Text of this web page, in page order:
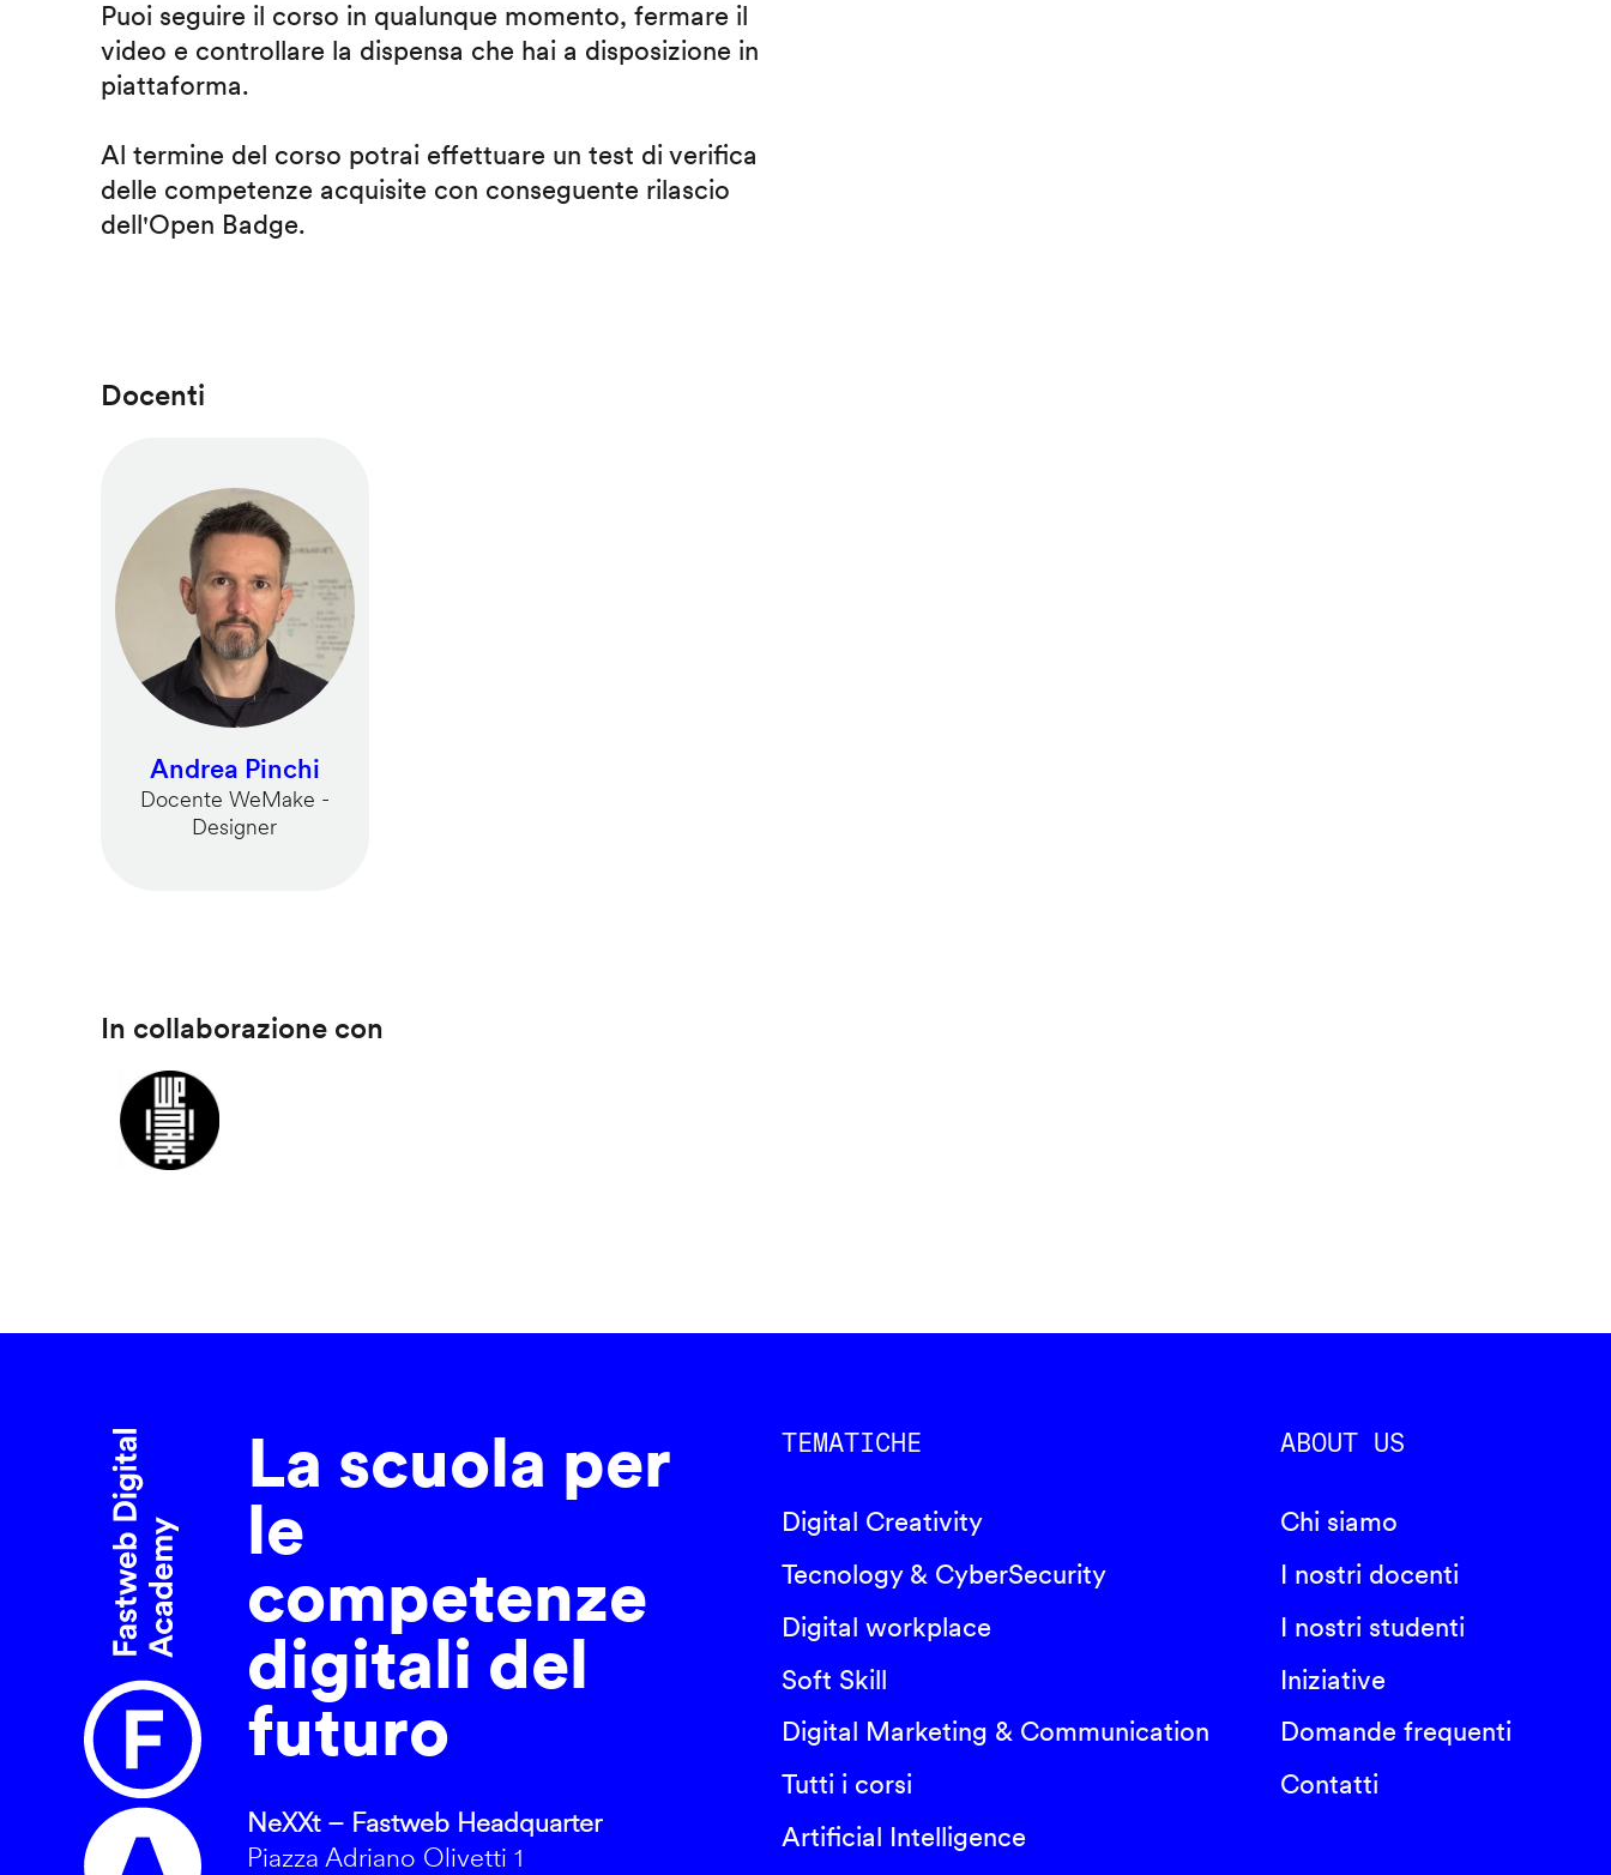
Puoi seguire il corso in qualunque momento, fermare il
video e controllare la dispensa che hai a disposizione in
piattaforma.
Al termine del corso potrai effettuare un test di verifica
delle competenze acquisite con conseguente rilascio
dell'Open Badge.
Docenti
Andrea Pinchi
Docente WeMake -
Designer
In collaborazione con
La scuola per
le
competenze
digitali del
futuro
NeXXt – Fastweb Headquarter
Piazza Adriano Olivetti 1
TEMATICHE
Digital Creativity
Tecnology & CyberSecurity
Digital workplace
Soft Skill
Digital Marketing & Communication
Tutti i corsi
Artificial Intelligence
ABOUT US
Chi siamo
I nostri docenti
I nostri studenti
Iniziative
Domande frequenti
Contatti